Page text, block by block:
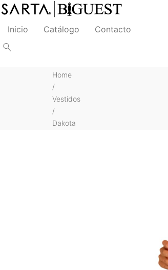
Inicio Catálogo Contacto
Home
/
Vestidos
/
Dakota